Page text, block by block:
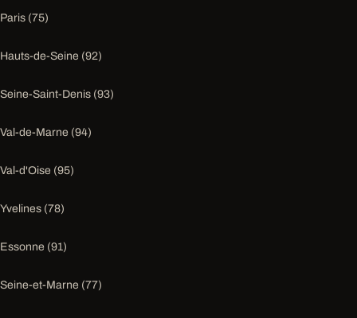
Paris (75)
Hauts-de-Seine (92)
Seine-Saint-Denis (93)
Val-de-Marne (94)
Val-d'Oise (95)
Yvelines (78)
Essonne (91)
Seine-et-Marne (77)